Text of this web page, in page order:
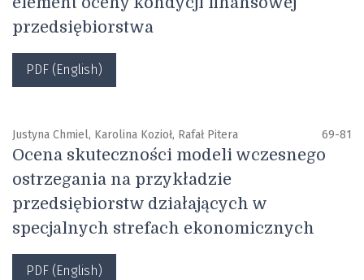
przedsiębiorstwa
PDF (English)
Justyna Chmiel, Karolina Kozioł, Rafał Pitera 69-81
Ocena skuteczności modeli wczesnego
ostrzegania na przykładzie
przedsiębiorstw działających w
specjalnych strefach ekonomicznych
PDF (English)